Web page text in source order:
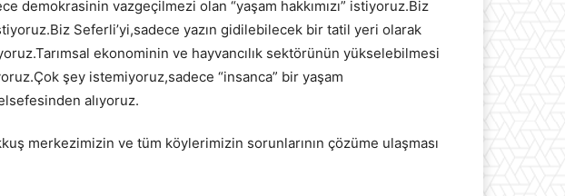
demokrasinin vazgeçilmezi olan “yaşam hakkımızı” istiyoruz.Biz
Seferli’yi,sadece yazın gidilebilecek bir tatil yeri olarak
ekonominin ve hayvancılık sektörünün yükselebilmesi
şey istemiyoruz,sadece “insanca” bir yaşam
alıyoruz.
merkezimizin ve tüm köylerimizin sorunlarının çözüme ulaşması